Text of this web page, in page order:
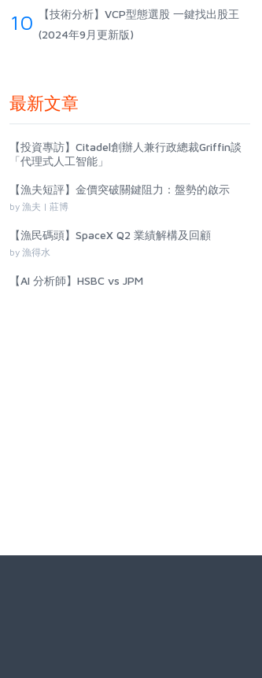
10
【技術分析】VCP型態選股 一鍵找出股王
(2024年9月更新版)
最新文章
【投資專訪】Citadel創辦人兼行政總裁Griffin談
「代理式人工智能」
【漁夫短評】金價突破關鍵阻力：盤勢的啟示
by 漁夫 | 莊博
【漁民碼頭】SpaceX Q2 業績解構及回顧
by 漁得水
【AI 分析師】HSBC vs JPM